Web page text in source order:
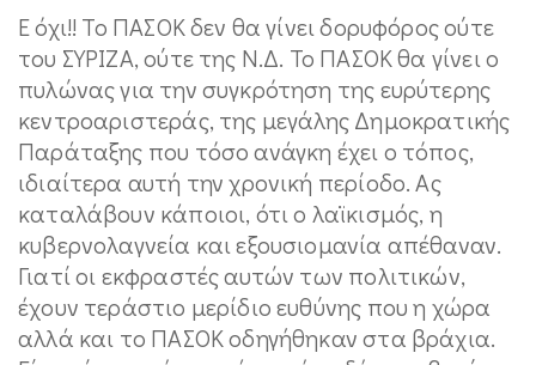
Ε όχι!! Το ΠΑΣΟΚ δεν θα γίνει δορυφόρος ούτε
του ΣΥΡΙΖΑ, ούτε της Ν.Δ. Το ΠΑΣΟΚ θα γίνει ο
πυλώνας για την συγκρότηση της ευρύτερης
κεντροαριστεράς, της μεγάλης Δημοκρατικής
Παράταξης που τόσο ανάγκη έχει ο τόπος,
ιδιαίτερα αυτή την χρονική περίοδο. Ας
καταλάβουν κάποιοι, ότι ο λαϊκισμός, η
κυβερνολαγνεία και εξουσιομανία απέθαναν.
Γιατί οι εκφραστές αυτών των πολιτικών,
έχουν τεράστιο μερίδιο ευθύνης που η χώρα
αλλά και το ΠΑΣΟΚ οδηγήθηκαν στα βράχια.